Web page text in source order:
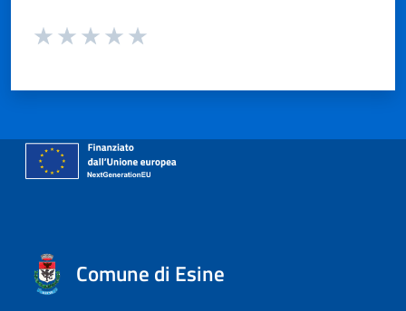
Valuta da 1 a 5 stelle la pagina
Comune di Esine